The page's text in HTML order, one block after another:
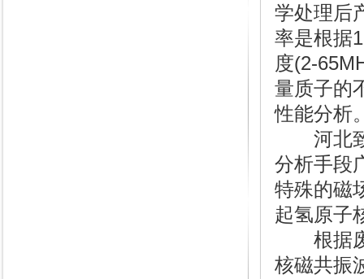
学处理后
率是根据
度(2-
量质子的
性能分析
河北致
分析手段
特殊的磁
起氢原子
根据废
核磁共振